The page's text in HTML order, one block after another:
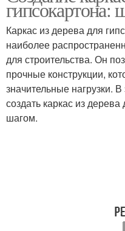
гипсокартона:
Каркас из дерева для
наиболее
для строительства. Он
прочные конструкции,
значительные нагрузки.
создать каркас из
шагом.